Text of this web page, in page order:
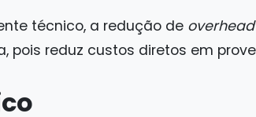
técnico, a redução de overhead
pois reduz custos diretos em